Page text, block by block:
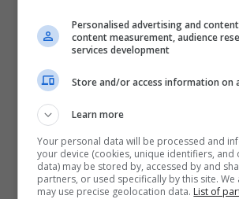
Personalised advertising and
content measurement, audience
services development
Store and/or access information on
Learn more
Your personal data will be processed and
your device (cookies, unique identifiers, and
data) may be stored by, accessed by and
partners, or used specifically by this site.
may use precise geolocation data. List of